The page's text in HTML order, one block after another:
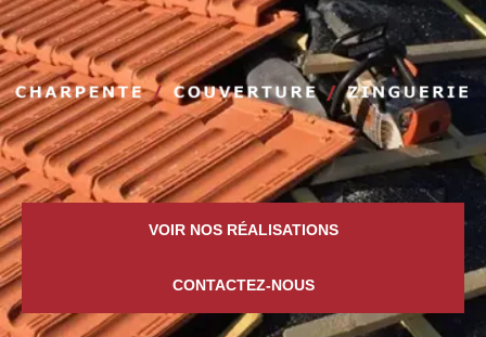
VOIR NOS RÉALISATIONS
CONTACTEZ-NOUS